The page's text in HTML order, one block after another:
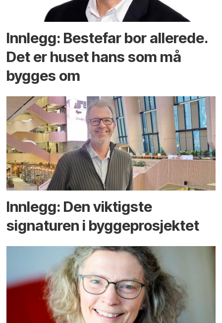
Innlegg: Bestefar bor allerede.
Det er huset hans som må
bygges om
Innlegg: Den viktigste
signaturen i bygge­­prosjektet